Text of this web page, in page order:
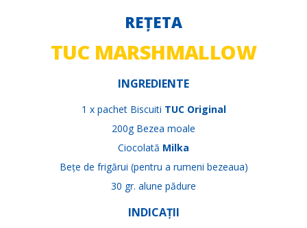
REȚETA
TUC MARSHMALLOW
INGREDIENTE
1 x pachet Biscuiti TUC Original
200g Bezea moale
Ciocolată Milka
Bețe de frigărui (pentru a rumeni bezeaua)
30 gr. alune pădure
INDICAȚII